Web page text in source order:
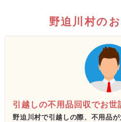
野迫川村の
引越しの不用品回収でお世
野迫川村で引越しの際、不用品